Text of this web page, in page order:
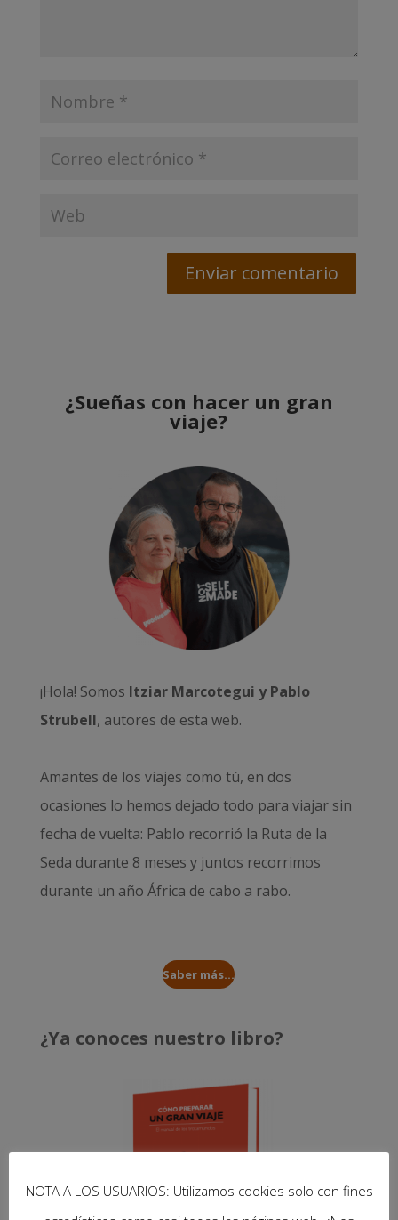
¿Sueñas con hacer un gran
viaje?
¡Hola! Somos Itziar Marcotegui y Pablo
Strubell, autores de esta web.
Amantes de los viajes como tú, en dos
ocasiones lo hemos dejado todo para viajar sin
fecha de vuelta: Pablo recorrió la Ruta de la
Seda durante 8 meses y juntos recorrimos
durante un año África de cabo a rabo.
Saber más...
¿Ya conoces nuestro libro?
NOTA A LOS USUARIOS: Utilizamos cookies solo con fines